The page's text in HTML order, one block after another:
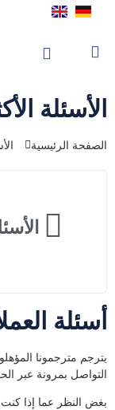
الأسئلة
الصفحة الرئيسية
أسئلة
التواصل بمرونة عبر
بغض النظر عما إذا